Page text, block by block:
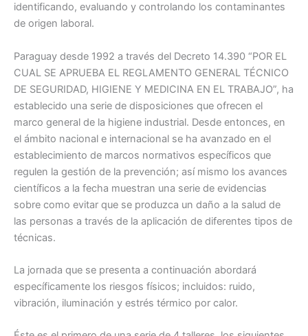
identificando, evaluando y controlando los contaminantes
de origen laboral.
Paraguay desde 1992 a través del Decreto 14.390 “POR EL
CUAL SE APRUEBA EL REGLAMENTO GENERAL TÉCNICO
DE SEGURIDAD, HIGIENE Y MEDICINA EN EL TRABAJO”, ha
establecido una serie de disposiciones que ofrecen el
marco general de la higiene industrial. Desde entonces, en
el ámbito nacional e internacional se ha avanzado en el
establecimiento de marcos normativos específicos que
regulen la gestión de la prevención; así mismo los avances
científicos a la fecha muestran una serie de evidencias
sobre como evitar que se produzca un daño a la salud de
las personas a través de la aplicación de diferentes tipos de
técnicas.
La jornada que se presenta a continuación abordará
específicamente los riesgos físicos; incluidos: ruido,
vibración, iluminación y estrés térmico por calor.